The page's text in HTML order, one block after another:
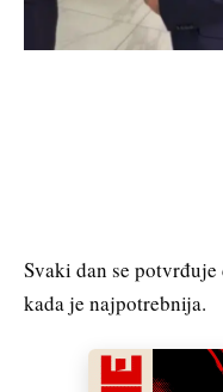
Svaki dan se
kada je najpotrebnija.